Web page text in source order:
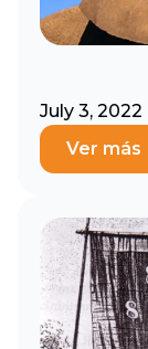
July 3, 2022
Ver más